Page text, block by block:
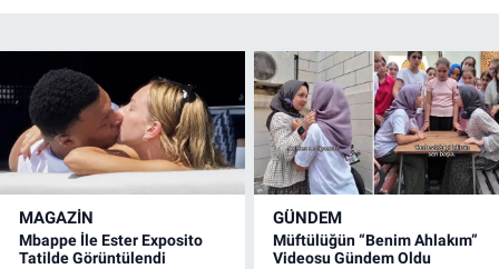
MAGAZİN
Mbappe İle Ester Exposito
Tatilde Görüntülendi
GÜNDEM
Müftülüğün “Benim Ahlakım”
Videosu Gündem Oldu